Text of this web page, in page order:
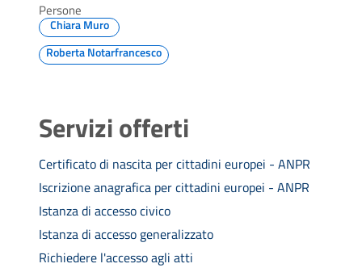
Persone
Chiara Muro
Roberta Notarfrancesco
Servizi offerti
Certificato di nascita per cittadini europei - ANPR
Iscrizione anagrafica per cittadini europei - ANPR
Istanza di accesso civico
Istanza di accesso generalizzato
Richiedere l'accesso agli atti